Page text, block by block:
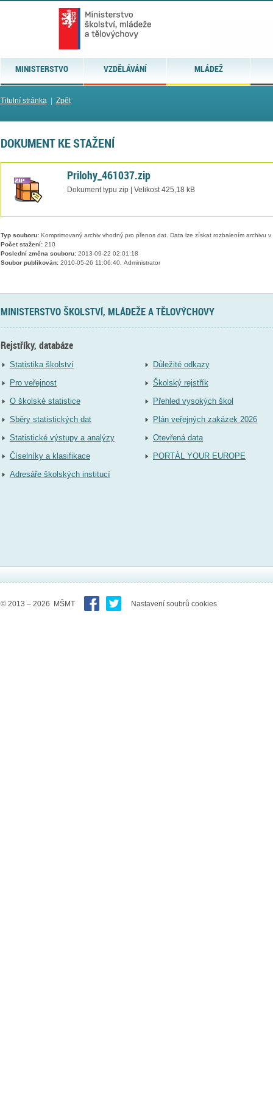
MINISTERSTVO VZDĚLÁVÁNÍ MLÁDEŽ
Titulní stránka| Zpět
DOKUMENT KE STAŽENÍ
Prilohy_461037.zip
Dokument typu zip | Velikost 425,18 kB
Typ souboru:Komprimovaný archiv vhodný pro přenos dat. Data lze získat rozbalením archivu
Počet stažení:210
Poslední změna souboru:2013-09-22 02:01:18
Soubor publikován:2010-05-26 11:06:40, Administrator
MINISTERSTVO ŠKOLSTVÍ, MLÁDEŽE A TĚLOVÝCHOVY
Rejstříky, databáze
Statistika školství
Pro veřejnost
O školské statistice
Sběry statistických dat
Statistické výstupy a analýzy
Číselníky a klasifikace
Adresáře školských institucí
Důležité odkazy
Školský rejstřík
Přehled vysokých škol
Plán veřejných zakázek 2026
Otevřená data
PORTÁL YOUR EUROPE
© 2013 – 2026 MŠMT Nastavení soubrů cookies